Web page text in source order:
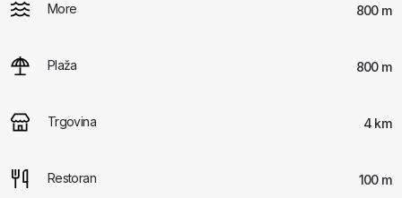
More 800 m
Plaža 800 m
Trgovina 4 km
Restoran 100 m